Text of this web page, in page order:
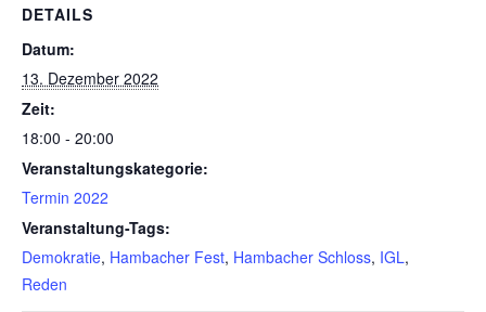
DETAILS
Datum:
13. Dezember 2022
Zeit:
18:00 - 20:00
Veranstaltungskategorie:
Termin 2022
Veranstaltung-Tags:
Demokratie, Hambacher Fest, Hambacher Schloss, IGL,
Reden